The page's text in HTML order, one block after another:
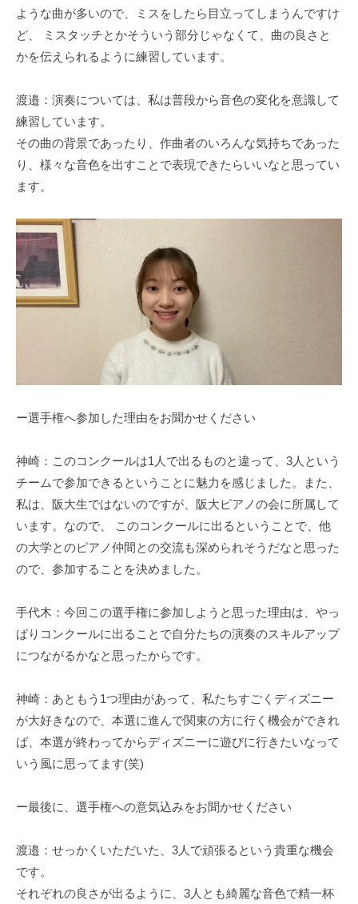
ような曲が多いので、ミスをしたら目立ってしまうんですけ
ど、 ミスタッチとかそういう部分じゃなくて、曲の良さと
かを伝えられるように練習しています。
渡邉：演奏については、私は普段から音色の変化を意識して
練習しています。
その曲の背景であったり、作曲者のいろんな気持ちであった
り、様々な音色を出すことで表現できたらいいなと思ってい
ます。
ー選手権へ参加した理由をお聞かせください
神崎：このコンクールは1人で出るものと違って、3人という
チームで参加できるということに魅力を感じました。また、
私は、阪大生ではないのですが、阪大ピアノの会に所属して
います。なので、 このコンクールに出るということで、他
の大学とのピアノ仲間との交流も深められそうだなと思った
ので、参加することを決めました。
手代木：今回この選手権に参加しようと思った理由は、やっ
ぱりコンクールに出ることで自分たちの演奏のスキルアップ
につながるかなと思ったからです。
神崎：あともう1つ理由があって、私たちすごくディズニー
が大好きなので、本選に進んで関東の方に行く機会ができれ
ば、本選が終わってからディズニーに遊びに行きたいなって
いう風に思ってます(笑)
ー最後に、選手権への意気込みをお聞かせください
渡邉：せっかくいただいた、3人で頑張るという貴重な機会
です。
それぞれの良さが出るように、3人とも綺麗な音色で精一杯